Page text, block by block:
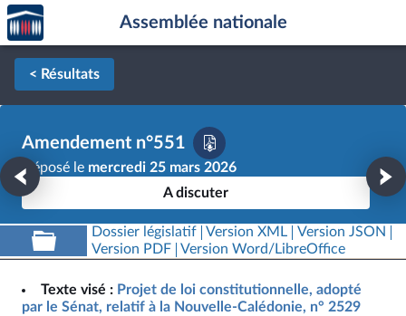
Aller au contenu
Aller en bas de la page
Accèder
à la
page
d'accueil
Assemblée nationale
< Résultats
Amendement n°551
Déposé le mercredi 25 mars 2026
A discuter
Dossier législatif Version XML
Version JSON
Version PDF
Version Word/LibreOffice
Texte visé : Projet de loi constitutionnelle, adopté
par le Sénat, relatif à la Nouvelle-Calédonie, n° 2529